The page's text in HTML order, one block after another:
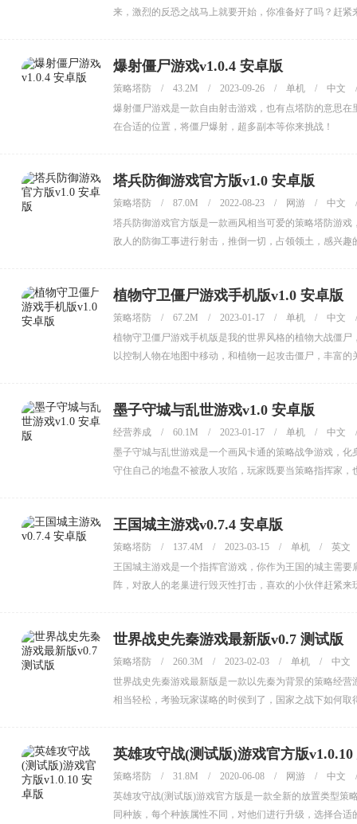
来，激烈的反恐之战马上就要开始，你准备好了吗？赶紧
爆射僵尸游戏v1.0.4 安卓版
策略塔防 / 43.2M / 2023-09-26 / 单机 / 中文
/
爆射僵尸游戏是一款自由射击游戏，也有点塔防的意思
在合适的位置，将僵尸爆射，超多副本等你来挑战！
塔兵防御游戏官方版v1.0 安卓版
策略塔防 / 87.0M / 2022-08-23 / 网游 / 中文
/
塔兵防御游戏官方版是一款画风相当可爱的策略塔防游
敌人的防御工事进行射击，推倒一切，占领领土，感兴趣
植物守卫僵尸游戏手机版v1.0 安卓版
策略塔防 / 67.2M / 2023-01-17 / 单机 / 中文
/
植物守卫僵尸游戏手机版是我的世界风格的植物大战僵
以控制人物在地图中移动，和植物一起攻击僵尸，丰富
墨子守城与乱世游戏v1.0 安卓版
经营养成 / 60.1M / 2023-01-17 / 单机 / 中文
/
墨子守城与乱世游戏是一个画风卡通的策略战争游戏，
守住自己的地盘不被敌人攻陷，玩家既要当策略指挥家
王国城主游戏v0.7.4 安卓版
策略塔防 / 137.4M / 2023-03-15 / 单机 /
英文
王国城主游戏是一个指挥官游戏，你作为王国的城主需
阵，对敌人的老巢进行毁灭性打击，喜欢的小伙伴赶紧来
世界战史先秦游戏最新版v0.7 测试版
策略塔防 / 260.3M / 2023-02-03 / 单机 /
中文
世界战史先秦游戏最新版是一款以先秦为背景的策略经
相当轻松，考验玩家谋略的时侯到了，国家之战下如何取
英雄攻守战(测试版)游戏官方版
策略塔防 / 31.8M / 2020-06-08 / 网游 / 中文
/
英雄攻守战(测试版)游戏官方版是一款全新的放置类型策
同种族，每个种族属性不同，对他们进行升级，选择合